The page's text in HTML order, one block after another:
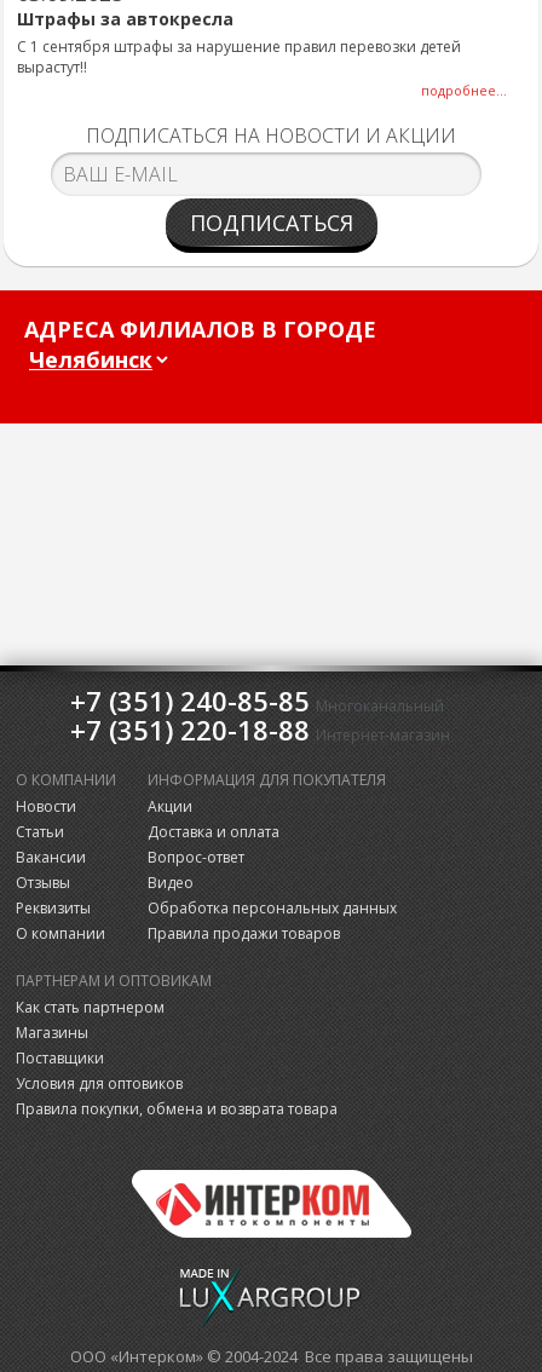
Штрафы за автокресла
С 1 сентября штрафы за нарушение правил перевозки детей
вырастут!!
подробнее...
ПОДПИСАТЬСЯ НА НОВОСТИ И АКЦИИ
ПОДПИСАТЬСЯ
АДРЕСА ФИЛИАЛОВ В ГОРОДЕ
+7 (351) 240-85-85 Многоканальный
+7 (351) 220-18-88 Интернет-магазин
О КОМПАНИИ
Новости
Статьи
Вакансии
Отзывы
Реквизиты
О компании
ИНФОРМАЦИЯ ДЛЯ ПОКУПАТЕЛЯ
Акции
Доставка и оплата
Вопрос-ответ
Видео
Обработка персональных данных
Правила продажи товаров
ПАРТНЕРАМ И ОПТОВИКАМ
Как стать партнером
Магазины
Поставщики
Условия для оптовиков
Правила покупки, обмена и возврата товара
ООО «Интерком» © 2004-2024 Все права защищены